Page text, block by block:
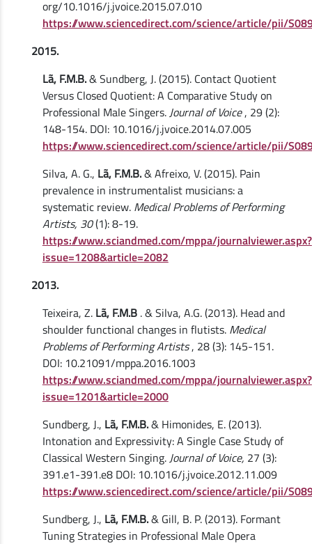
org/10.1016/j.jvoice.2015.07.010
https://www.sciencedirect.com/science/article/pii/
2015.
Lã, F.M.B.& Sundberg, J. (2015). Contact Quotient
Versus Closed Quotient: A Comparative Study on
Professional Male Singers. Journal of Voice, 29 (2):
148-154. DOI: 10.1016/j.jvoice.2014.07.005
https://www.sciencedirect.com/science/article/pii/
Silva, A. G., Lã, F.M.B.& Afreixo, V. (2015). Pain
prevalence in instrumentalist musicians: a
systematic review. Medical Problems of Performing
Artists, 30(1): 8-19.
https://www.sciandmed.com/mppa/journalviewer.aspx?
issue=1208&article=2082
2013.
Teixeira, Z. Lã, F.M.B . & Silva, A.G. (2013). Head and
shoulder functional changes in flutists. Medical
Problems of Performing Artists, 28 (3): 145-151.
DOI: 10.21091/mppa.2016.1003
https://www.sciandmed.com/mppa/journalviewer.aspx?
issue=1201&article=2000
Sundberg, J., Lã, F.M.B.& Himonides, E. (2013).
Intonation and Expressivity: A Single Case Study of
Classical Western Singing. Journal of Voice, 27 (3):
391.e1-391.e8 DOI: 10.1016/j.jvoice.2012.11.009
https://www.sciencedirect.com/science/article/pii/
Sundberg, J., Lã, F.M.B.& Gill, B. P. (2013). Formant
Tuning Strategies in Professional Male Opera